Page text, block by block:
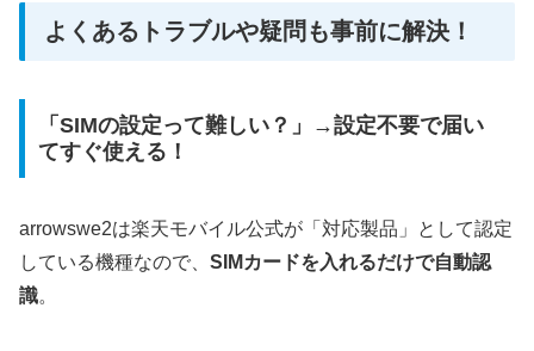
よくあるトラブルや疑問も事前に解決！
「SIMの設定って難しい？」→設定不要で届い
てすぐ使える！
arrowswe2は楽天モバイル公式が「対応製品」として認定
している機種なので、 SIMカードを入れるだけで自動認
識。